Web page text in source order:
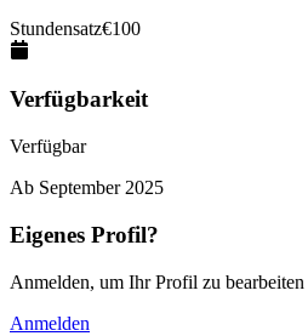
Stundensatz€100
Verfügbarkeit
Verfügbar
Ab September 2025
Eigenes Profil?
Anmelden, um Ihr Profil zu
Anmelden